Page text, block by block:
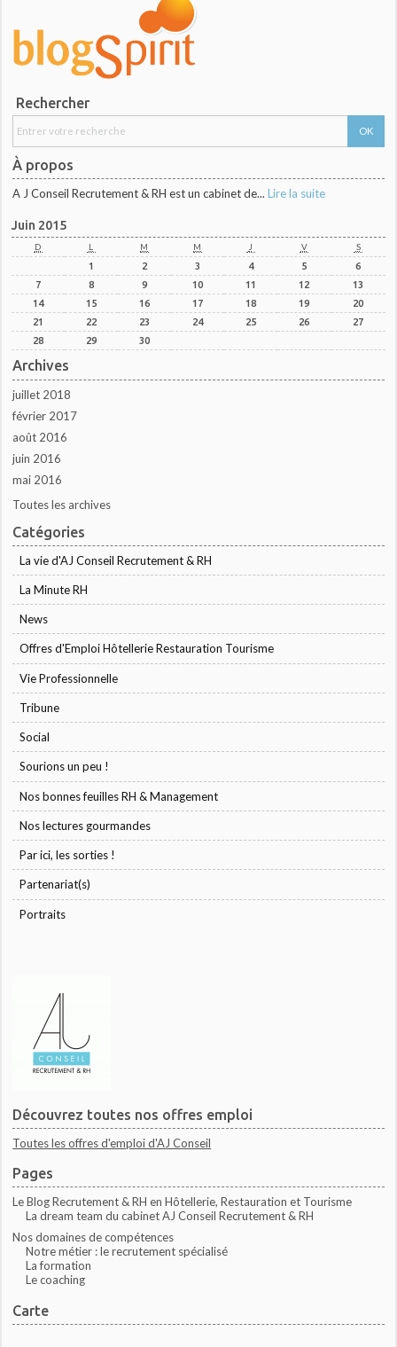
Rechercher
À propos
A J Conseil Recrutement & RH est un cabinet de... Lire la suite
Juin 2015
D L M M J V S
1 2 3 4 5
6
7
8 9 10 11 12
13
14
15 16 17 18 19
20
21
22 23 24 25 26
27
28
29 30
Archives
juillet 2018
février 2017
août 2016
juin 2016
mai 2016
Toutes les archives
Catégories
La vie d'AJ Conseil Recrutement & RH
La Minute RH
News
Offres d'Emploi Hôtellerie Restauration Tourisme
Vie Professionnelle
Tribune
Social
Sourions un peu !
Nos bonnes feuilles RH & Management
Nos lectures gourmandes
Par ici, les sorties !
Partenariat(s)
Portraits
Découvrez toutes nos offres emploi
Toutes les offres d'emploi d'AJ Conseil
Pages
Le Blog Recrutement & RH en Hôtellerie, Restauration et Tourisme
La dream team du cabinet AJ Conseil Recrutement & RH
Nos domaines de compétences
Notre métier : le recrutement spécialisé
La formation
Le coaching
Carte